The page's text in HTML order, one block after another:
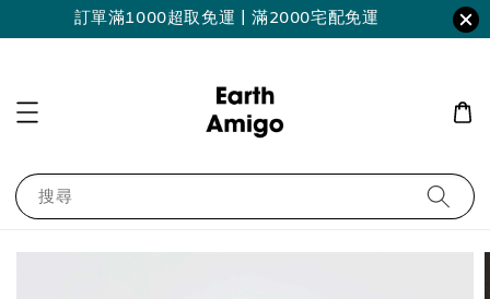
訂單滿1000超取免運 | 滿2000宅配免運
搜尋